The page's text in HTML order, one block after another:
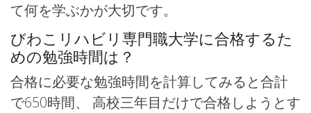
て何を学ぶかが大切です。
びわこリハビリ専門職大学に合格するた
めの勉強時間は？
合格に必要な勉強時間を計算してみると合計
で650時間、 高校三年目だけで合格しようとす